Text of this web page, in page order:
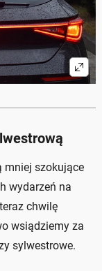
mniej szokujące
wydarzeń na
chwilę
wsiądziemy za
sylwestrowe.